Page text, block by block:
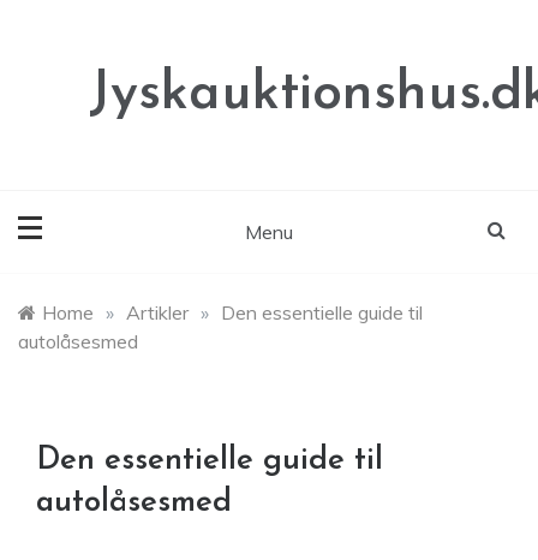
Menu
Home » Artikler » Den essentielle guide til
autolåsesmed
Den essentielle guide til
autolåsesmed